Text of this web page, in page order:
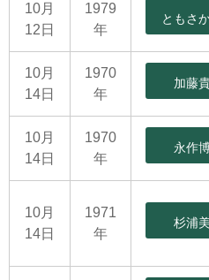
10月
12日
1979
年
ともさ
10月
14日
1970
年
加藤
10月
14日
1970
年
永作
10月
14日
1971
年
杉浦